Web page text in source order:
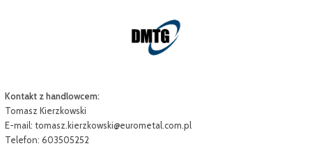
Kontakt z handlowcem:
Tomasz Kierzkowski
E-mail: tomasz.kierzkowski@eurometal.com.pl
Telefon: 603505252